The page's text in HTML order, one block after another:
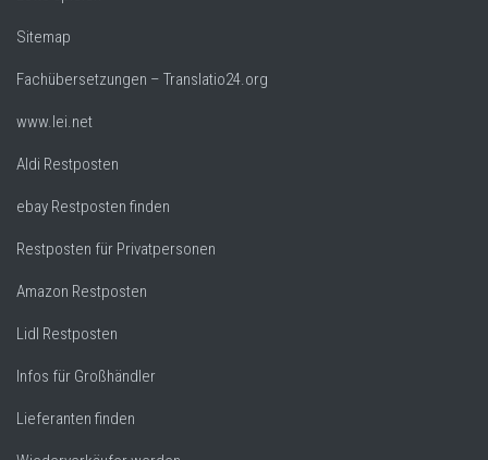
Sitemap
Fachübersetzungen – Translatio24.org
www.lei.net
Aldi Restposten
ebay Restposten finden
Restposten für Privatpersonen
Amazon Restposten
Lidl Restposten
Infos für Großhändler
Lieferanten finden